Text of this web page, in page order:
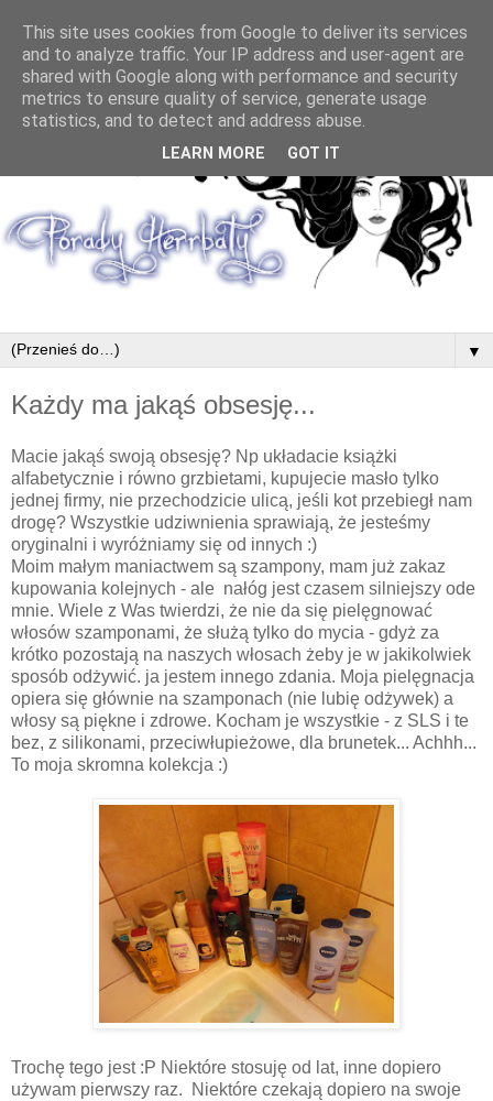
▼
Każdy ma jakąś obsesję...
Macie jakąś swoją obsesję? Np układacie książki
alfabetycznie i równo grzbietami, kupujecie masło tylko
jednej firmy, nie przechodzicie ulicą, jeśli kot przebiegł nam
drogę? Wszystkie udziwnienia sprawiają, że jesteśmy
oryginalni i wyróżniamy się od innych :)
Moim małym maniactwem są szampony, mam już zakaz
kupowania kolejnych - ale nałóg jest czasem silniejszy ode
mnie. Wiele z Was twierdzi, że nie da się pielęgnować
włosów szamponami, że służą tylko do mycia - gdyż za
krótko pozostają na naszych włosach żeby je w jakikolwiek
sposób odżywić. ja jestem innego zdania. Moja pielęgnacja
opiera się głównie na szamponach (nie lubię odżywek) a
włosy są piękne i zdrowe. Kocham je wszystkie - z SLS i te
bez, z silikonami, przeciwłupieżowe, dla brunetek... Achhh...
To moja skromna kolekcja :)
Trochę tego jest :P Niektóre stosuję od lat, inne dopiero
używam pierwszy raz. Niektóre czekają dopiero na swoje
This site uses cookies from Google to deliver its services
and to analyze traffic. Your IP address and user-agent are
shared with Google along with performance and security
metrics to ensure quality of service, generate usage
statistics, and to detect and address abuse.
LEARN MORE GOT IT